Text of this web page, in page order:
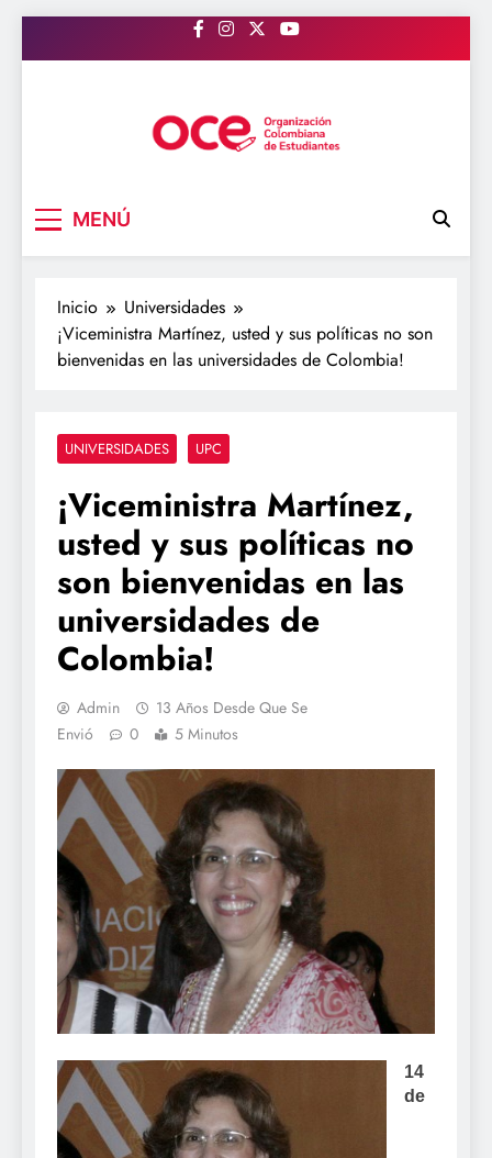
al
MENÚ
Inicio
Universidades
¡Viceministra Martínez, usted y sus políticas no son
bienvenidas en las universidades de Colombia!
UNIVERSIDADES UPC
¡Viceministra Martínez,
usted y sus políticas no
son bienvenidas en las
universidades de
Colombia!
Admin
13 Años Desde Que Se
Envió
0 5 Minutos
14
de